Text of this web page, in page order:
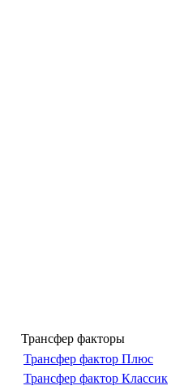
Трансфер факторы
Трансфер фактор Плюс
Трансфер фактор Классик